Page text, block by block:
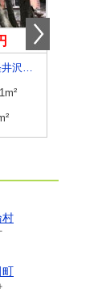
長野県北佐久郡軽井沢町大字追分
村
町